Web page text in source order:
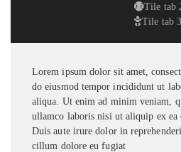
Tile tab
Tile tab 3
Lorem ipsum dolor sit amet,
do eiusmod tempor incididunt ut
aliqua. Ut enim ad minim veniam,
ullamco laboris nisi ut aliquip ex ea
Duis aute irure dolor in
cillum dolore eu fugiat